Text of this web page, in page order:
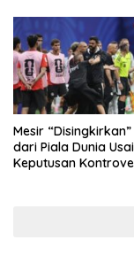
Mesir
dari Piala Dunia
Keputusan